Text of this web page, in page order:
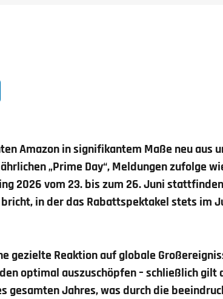
Amazon in signifikantem Maße neu aus
„Prime Day“, Meldungen zufolge
2026vom 23. bis zum 26. Juni
in der das Rabattspektakel stets im
gezielte Reaktion auf globale
optimal auszuschöpfen – schließlich gilt
gesamten Jahres, was durch die